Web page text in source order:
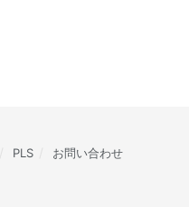
PLS お問い合わせ